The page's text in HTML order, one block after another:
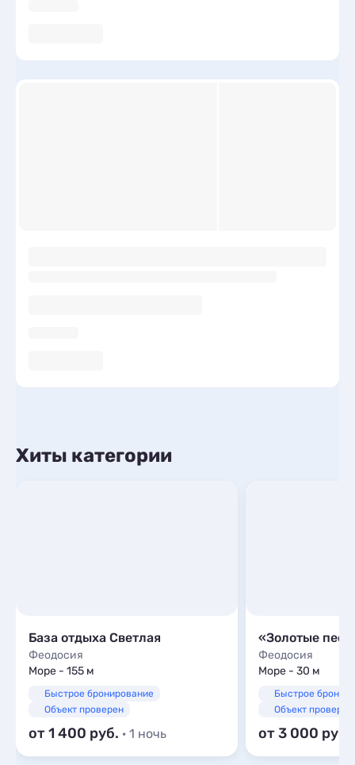
Хиты категории
База отдыха Светлая
Феодосия
Море - 155 м
Быстрое бронирование
Объект проверен
от 1 400 · 1 ночь
«Золотые
Феодосия
Море - 30 м
Быстрое
Объект проверен
от 3 000